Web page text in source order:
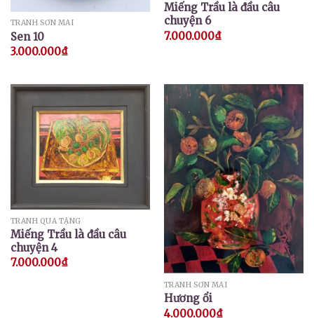
TRANH SƠN MÀI
Sen 10
3.000.000₫
Miếng Trầu là đầu câu
chuyện 6
7.000.000₫
TRANH QUÀ TẶNG
Miếng Trầu là đầu câu
chuyện 4
7.000.000₫
TRANH SƠN MÀI
Hương ổi
4.000.000₫